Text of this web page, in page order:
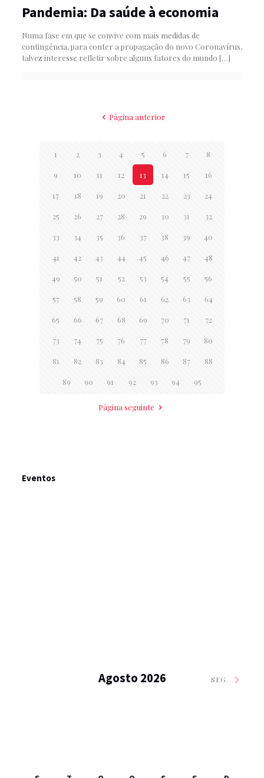
Pandemia: Da saúde à economia
Numa fase em que se convive com mais medidas de
contingência, para conter a propagação do novo Coronavírus,
talvez interesse refletir sobre alguns fatores do mundo […]
Página anterior
1 2 3 4 5 6 7 8
9 10 11 12 13 14 15 16
17 18 19 20 21 22 23 24
25 26 27 28 29 30 31 32
33 34 35 36 37 38 39 40
41 42 43 44 45 46 47 48
49 50 51 52 53 54 55 56
57 58 59 60 61 62 63 64
65 66 67 68 69 70 71 72
73 74 75 76 77 78 79 80
81 82 83 84 85 86 87 88
89 90 91 92 93 94 95
Página seguinte
Eventos
Agosto 2026 SEG.